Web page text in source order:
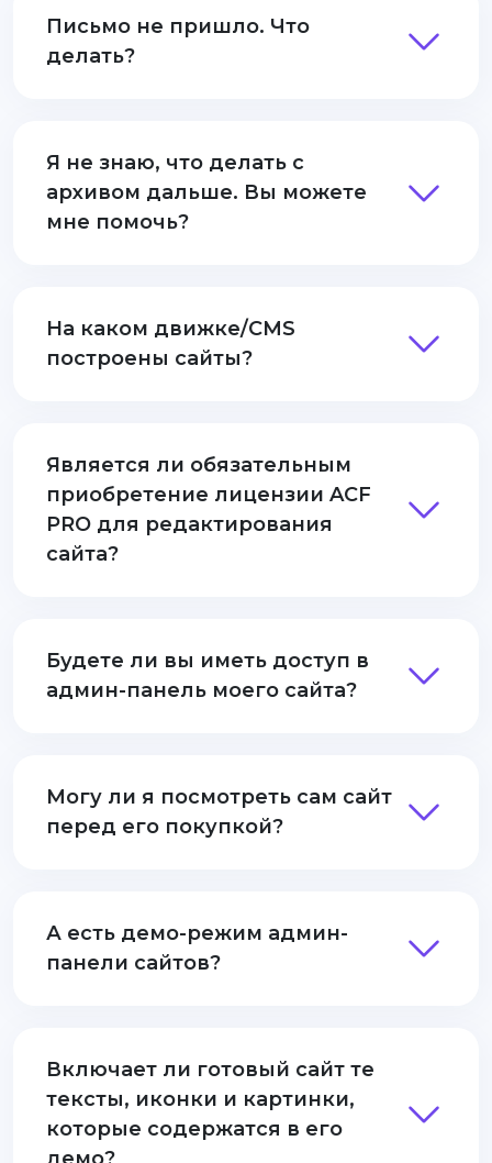
Письмо не пришло. Что
делать?
Я не знаю, что делать с
архивом дальше. Вы можете
мне помочь?
На каком движке/CMS
построены сайты?
Является ли обязательным
приобретение лицензии ACF
PRO для редактирования
сайта?
Будете ли вы иметь доступ в
админ-панель моего сайта?
Могу ли я посмотреть сам сайт
перед его покупкой?
А есть демо-режим админ-
панели сайтов?
Включает ли готовый сайт те
тексты, иконки и картинки,
которые содержатся в его